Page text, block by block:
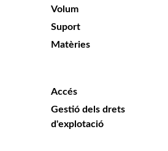
Volum
Suport
Matèries
Accés
Gestió dels drets
d'explotació